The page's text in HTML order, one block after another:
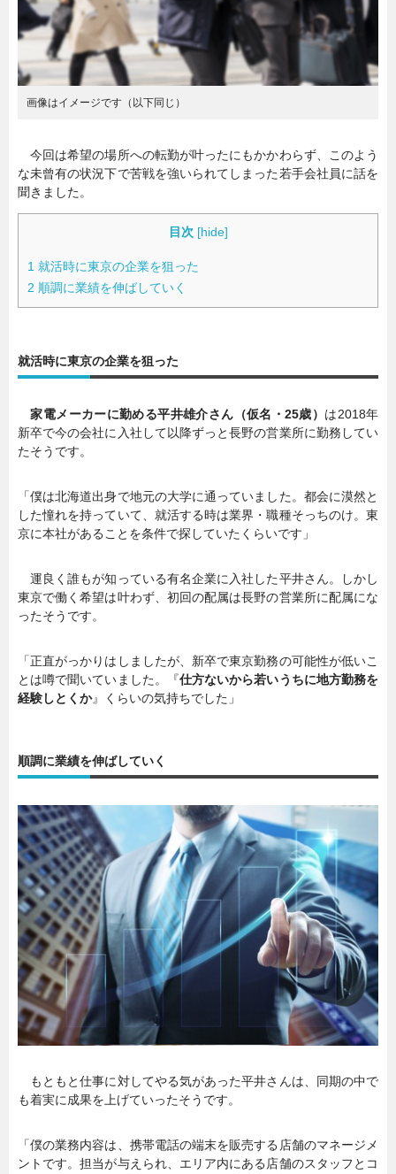
画像はイメージです（以下同じ）
今回は希望の場所への転勤が叶ったにもかかわらず、このよう
な未曾有の状況下で苦戦を強いられてしまった若手会社員に話を
聞きました。
目次 [hide]
1 就活時に東京の企業を狙った
2 順調に業績を伸ばしていく
就活時に東京の企業を狙った
家電メーカーに勤める平井雄介さん（仮名・25歳） は2018年
新卒で今の会社に入社して以降ずっと長野の営業所に勤務してい
たそうです。
「僕は北海道出身で地元の大学に通っていました。都会に漠然と
した憧れを持っていて、就活する時は業界・職種そっちのけ。東
京に本社があることを条件で探していたくらいです」
運良く誰もが知っている有名企業に入社した平井さん。しかし
東京で働く希望は叶わず、初回の配属は長野の営業所に配属にな
ったそうです。
「正直がっかりはしましたが、新卒で東京勤務の可能性が低いこ
とは噂で聞いていました。『仕方ないから若いうちに地方勤務を
経験しとくか』くらいの気持ちでした」
順調に業績を伸ばしていく
もともと仕事に対してやる気があった平井さんは、同期の中で
も着実に成果を上げていったそうです。
「僕の業務内容は、携帯電話の端末を販売する店舗のマネージメ
ントです。担当が与えられ、エリア内にある店舗のスタッフとコ